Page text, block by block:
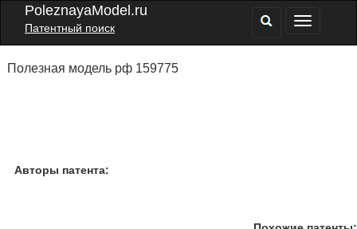
PoleznayaModel.ru
Патентный поиск
Полезная модель рф 159775
Авторы патента: